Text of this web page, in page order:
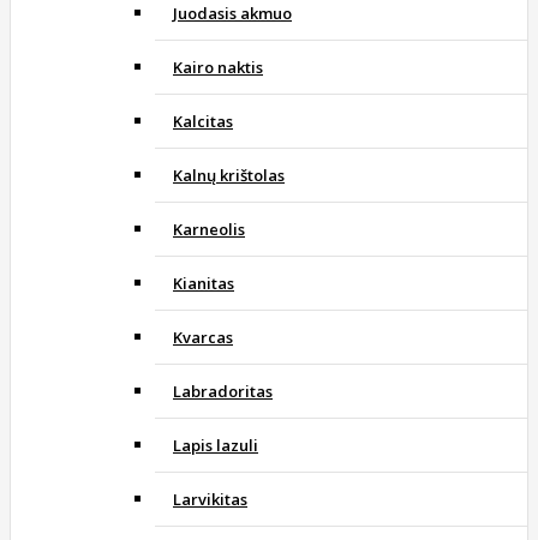
Juodasis akmuo
Kairo naktis
Kalcitas
Kalnų krištolas
Karneolis
Kianitas
Kvarcas
Labradoritas
Lapis lazuli
Larvikitas